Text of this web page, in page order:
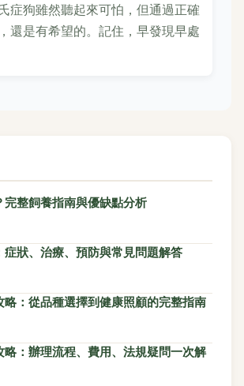
症狗雖然聽起來可怕，但通過正確
還是有希望的。記住，早發現早處
完整飼養指南與優缺點分析
症狀、治療、預防與常見問題解答
略：從品種選擇到健康照顧的完整指南
略：辦理流程、費用、法規疑問一次解